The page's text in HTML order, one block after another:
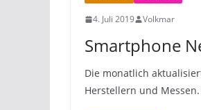
4. Juli 2019 Volkmar
Smartphone
Die monatlich
Herstellern und